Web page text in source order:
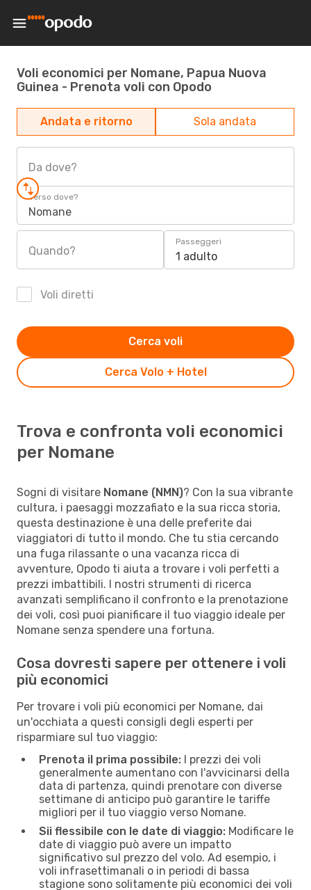
Voli economici per Nomane, Papua Nuova
Guinea - Prenota voli con Opodo
Andata e ritorno Sola andata
Da dove?
Verso dove?
Nomane
Quando?
Passeggeri
1 adulto
Voli diretti
Cerca Volo + Hotel
Cerca voli
Trova e confronta voli economici
per Nomane
Sogni di visitare Nomane (NMN)? Con la sua vibrante
cultura, i paesaggi mozzafiato e la sua ricca storia,
questa destinazione è una delle preferite dai
viaggiatori di tutto il mondo. Che tu stia cercando
una fuga rilassante o una vacanza ricca di
avventure, Opodo ti aiuta a trovare i voli perfetti a
prezzi imbattibili. I nostri strumenti di ricerca
avanzati semplificano il confronto e la prenotazione
dei voli, così puoi pianificare il tuo viaggio ideale per
Nomane senza spendere una fortuna.
Cosa dovresti sapere per ottenere i voli
più economici
Per trovare i voli più economici per Nomane, dai
un'occhiata a questi consigli degli esperti per
risparmiare sul tuo viaggio:
Prenota il prima possibile: I prezzi dei voli
generalmente aumentano con l'avvicinarsi della
data di partenza, quindi prenotare con diverse
settimane di anticipo può garantire le tariffe
migliori per il tuo viaggio verso Nomane.
Sii flessibile con le date di viaggio: Modificare le
date di viaggio può avere un impatto
significativo sul prezzo del volo. Ad esempio, i
voli infrasettimanali o in periodi di bassa
stagione sono solitamente più economici dei voli